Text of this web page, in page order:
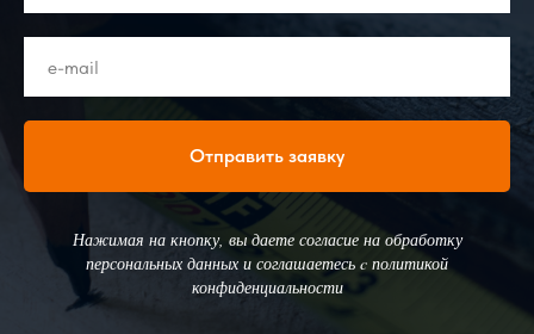
Отправить заявку
Нажимая на кнопку, вы даете согласие на обработку
персональных данных и соглашаетесь c политикой
конфиденциальности